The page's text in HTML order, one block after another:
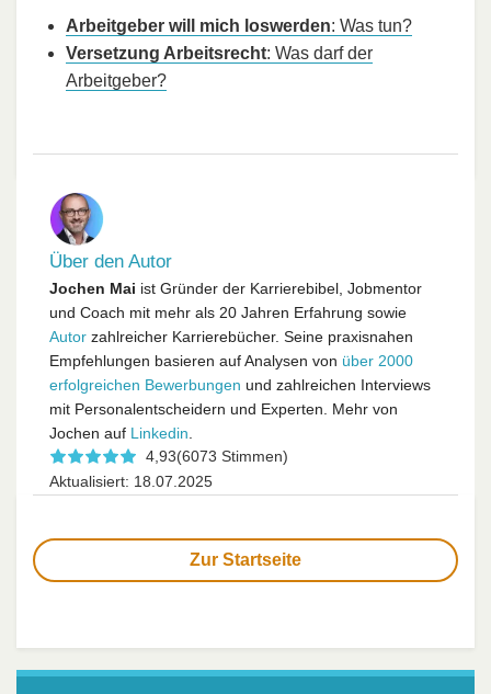
Arbeitgeber will mich loswerden: Was tun?
Versetzung Arbeitsrecht: Was darf der
Arbeitgeber?
Über den Autor
Jochen Mai ist Gründer der Karrierebibel, Jobmentor
und Coach mit mehr als 20 Jahren Erfahrung sowie
Autor zahlreicher Karrierebücher. Seine praxisnahen
Empfehlungen basieren auf Analysen von über 2000
erfolgreichen Bewerbungen und zahlreichen Interviews
mit Personalentscheidern und Experten. Mehr von
Jochen auf Linkedin.
4,93(6073 Stimmen)
Aktualisiert: 18.07.2025
Zur Startseite